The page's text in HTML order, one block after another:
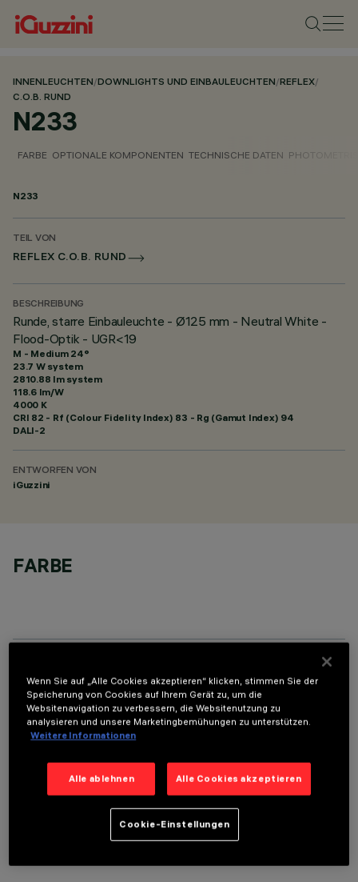
INNENLEUCHTEN/DOWNLIGHTS UND EINBAULEUCHTEN/REFLEX/
C.O.B. RUND
N233
FARBE OPTIONALE KOMPONENTEN TECHNISCHE DATEN
N233
TEIL VON
REFLEX C.O.B. RUND
BESCHREIBUNG
Runde, starre Einbauleuchte - Ø125 mm - Neutral White -
Flood-Optik - UGR<19
M - Medium 24°
23.7 W system
2810.88 lm system
118.6 lm/W
4000 K
CRI 82 - Rf (Colour Fidelity Index) 83 - Rg (Gamut Index) 94
DALI-2
ENTWORFEN VON
iGuzzini
FARBE
OPTIONALE KOMPONENTEN
TECHNISCHE DATEN
LETZTES UPDATE: 07.08.2026
Wenn Sie auf „Alle Cookies akzeptieren“ klicken, stimmen Sie der
Speicherung von Cookies auf Ihrem Gerät zu, um die
Websitenavigation zu verbessern, die Websitenutzung zu
analysieren und unsere Marketingbemühungen zu unterstützen.
Weitere Informationen
Alle ablehnen Alle Cookies akzeptieren
Cookie-Einstellungen